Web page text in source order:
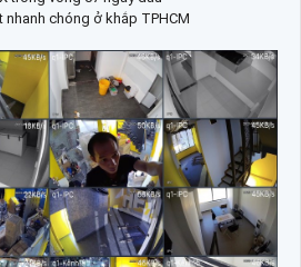
chóng ở khắp TPHCM